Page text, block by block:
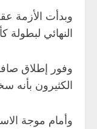
النهائي
وفور إطلاق
الكثيرون بأنه
وأمام موجة